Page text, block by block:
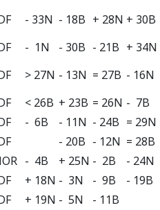
- 33N - 18B + 28N + 30B
- 1N - 30B - 21B + 34N
> 27N - 13N = 27B - 16N
< 26B + 23B = 26N - 7B
- 6B - 11N - 24B = 29N
- 20B - 12N = 28B
- 4B + 25N - 2B - 24N
+ 18N - 3N - 9B - 19B
+ 19N - 5N - 11B